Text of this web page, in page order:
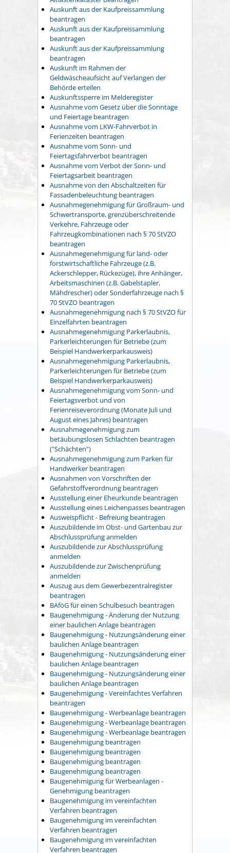
Auskunft aus der Kaufpreissammlung
beantragen
Auskunft aus der Kaufpreissammlung
beantragen
Auskunft aus der Kaufpreissammlung
beantragen
Auskunft im Rahmen der
Geldwäscheaufsicht auf Verlangen der
Behörde erteilen
Auskunftssperre im Melderegister
Ausnahme vom Gesetz über die Sonntage
und Feiertage beantragen
Ausnahme vom LKW-Fahrverbot in
Ferienzeiten beantragen
Ausnahme vom Sonn- und
Feiertagsfahrverbot beantragen
Ausnahme vom Verbot der Sonn- und
Feiertagsarbeit beantragen
Ausnahme von den Abschaltzeiten für
Fassadenbeleuchtung beantragen
Ausnahmegenehmigung für Großraum- und
Schwertransporte, grenzüberschreitende
Verkehre, Fahrzeuge oder
Fahrzeugkombinationen nach § 70 StVZO
beantragen
Ausnahmegenehmigung für land- oder
forstwirtschaftliche Fahrzeuge (z.B.
Ackerschlepper, Rückezüge), ihre Anhänger,
Arbeitsmaschinen (z.B. Gabelstapler,
Mähdrescher) oder Sonderfahrzeuge nach §
70 StVZO beantragen
Ausnahmegenehmigung nach § 70 StVZO für
Einzelfahrten beantragen
Ausnahmegenehmigung Parkerlaubnis,
Parkerleichterungen für Betriebe (zum
Beispiel Handwerkerparkausweis)
Ausnahmegenehmigung Parkerlaubnis,
Parkerleichterungen für Betriebe (zum
Beispiel Handwerkerparkausweis)
Ausnahmegenehmigung vom Sonn- und
Feiertagsverbot und von
Ferienreiseverordnung (Monate Juli und
August eines Jahres) beantragen
Ausnahmegenehmigung zum
betäubungslosen Schlachten beantragen
("Schächten")
Ausnahmegenehmigung zum Parken für
Handwerker beantragen
Ausnahmen von Vorschriften der
Gefahrstoffverordnung beantragen
Ausstellung einer Eheurkunde beantragen
Ausstellung eines Leichenpasses beantragen
Ausweispflicht - Befreiung beantragen
Auszubildende im Obst- und Gartenbau zur
Abschlussprüfung anmelden
Auszubildende zur Abschlussprüfung
anmelden
Auszubildende zur Zwischenprüfung
anmelden
Auszug aus dem Gewerbezentralregister
beantragen
BAföG für einen Schulbesuch beantragen
Baugenehmigung - Änderung der Nutzung
einer baulichen Anlage beantragen
Baugenehmigung - Nutzungsänderung einer
baulichen Anlage beantragen
Baugenehmigung - Nutzungsänderung einer
baulichen Anlage beantragen
Baugenehmigung - Nutzungsänderung einer
baulichen Anlage beantragen
Baugenehmigung - Vereinfachtes Verfahren
beantragen
Baugenehmigung - Werbeanlage beantragen
Baugenehmigung - Werbeanlage beantragen
Baugenehmigung - Werbeanlage beantragen
Baugenehmigung beantragen
Baugenehmigung beantragen
Baugenehmigung beantragen
Baugenehmigung beantragen
Baugenehmigung für Werbeanlagen -
Genehmigung beantragen
Baugenehmigung im vereinfachten
Verfahren beantragen
Baugenehmigung im vereinfachten
Verfahren beantragen
Baugenehmigung im vereinfachten
Verfahren beantragen